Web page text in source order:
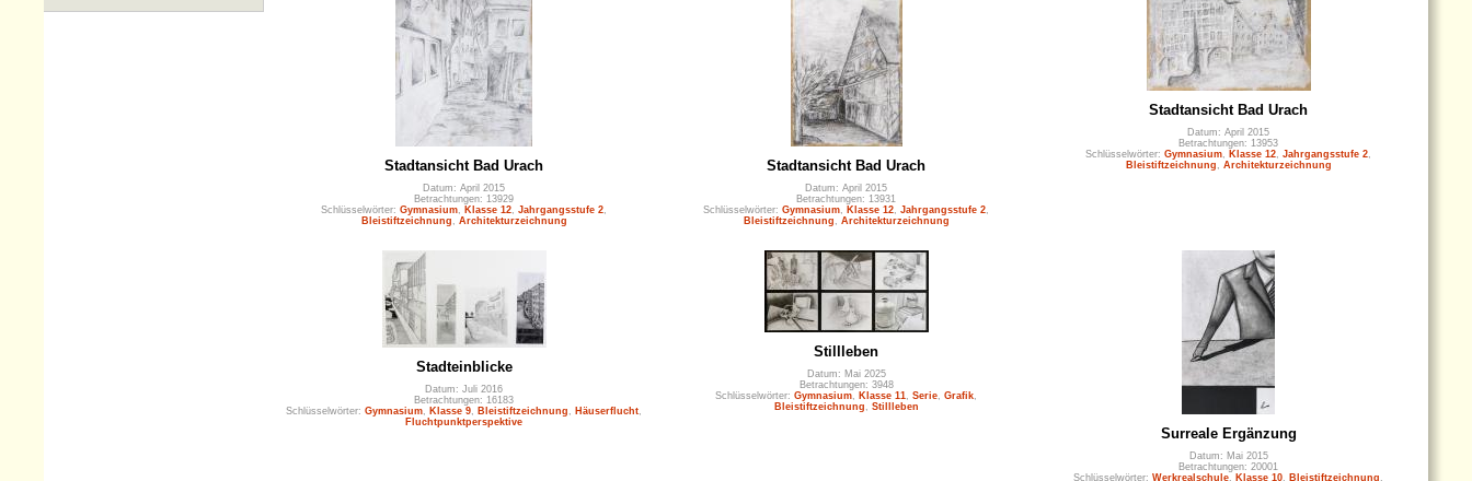
Stadtansicht Bad Urach
Datum: April 2015
Betrachtungen: 13929
Schlüsselwörter: Gymnasium Klasse 12 Jahrgangsstufe 2
Bleistiftzeichnung
Architekturzeichnung
Stadtansicht Bad Urach
Datum: April 2015
Betrachtungen: 13931
Schlüsselwörter: Gymnasium Klasse 12 Jahrgangsstufe 2
Bleistiftzeichnung
Architekturzeichnung
Stadtansicht Bad Urach
Datum: April 2015
Betrachtungen: 13953
Schlüsselwörter: Gymnasium Klasse 12 Jahrgangsstufe 2
Bleistiftzeichnung
Architekturzeichnung
Stadteinblicke
Datum: Juli 2016
Betrachtungen: 16183
Schlüsselwörter: Gymnasium Klasse 9 Bleistiftzeichnung Häuserflucht
Fluchtpunktperspektive
Stillleben
Datum: Mai 2025
Betrachtungen: 3948
Schlüsselwörter: Gymnasium Klasse 11 Serie Grafik
Bleistiftzeichnung
Stillleben
Surreale Ergänzung
Datum: Mai 2015
Betrachtungen: 20001
Schlüsselwörter: Werkrealschule Klasse 10 Bleistiftzeichnung